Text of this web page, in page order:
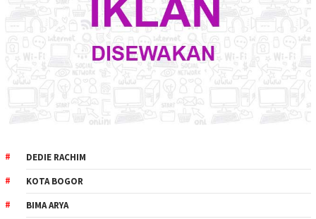
DEDIE RACHIM
KOTA BOGOR
BIMA ARYA